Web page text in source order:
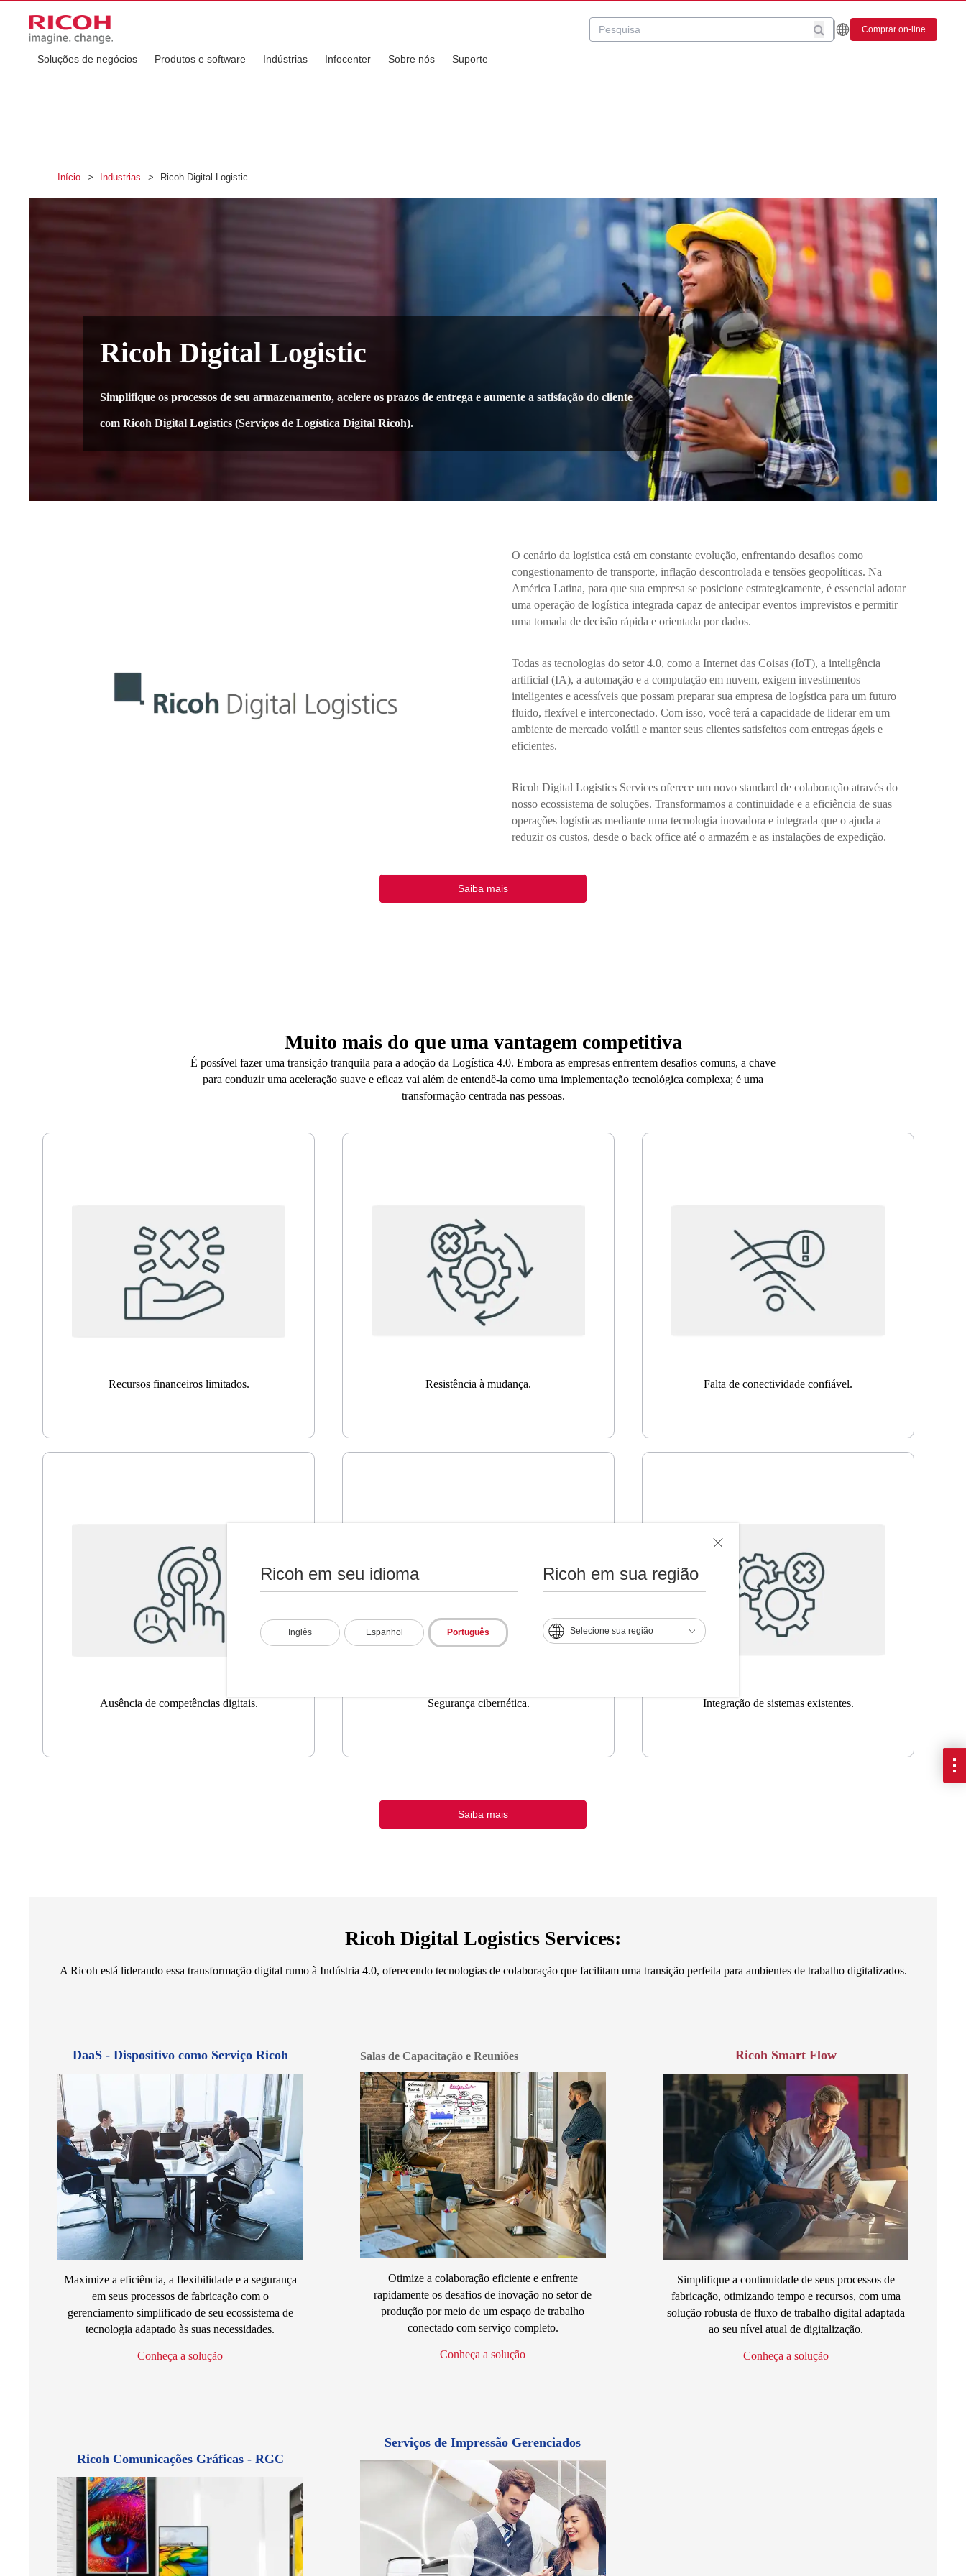
Ricoh em seu idioma
Inglês Espanhol Português
Ricoh em sua região
Selecione sua região
Comprar on-line
Soluções de negócios Produtos e software Indústrias Infocenter Sobre nós Suporte
Início > Industrias > Ricoh Digital Logistic
Ricoh Digital Logistic
Simplifique os processos de seu armazenamento, acelere os prazos de entrega e aumente a satisfação do cliente
com Ricoh Digital Logistics (Serviços de Logística Digital Ricoh).
O cenário da logística está em constante evolução, enfrentando desafios como
congestionamento de transporte, inflação descontrolada e tensões geopolíticas. Na
América Latina, para que sua empresa se posicione estrategicamente, é essencial adotar
uma operação de logística integrada capaz de antecipar eventos imprevistos e permitir
uma tomada de decisão rápida e orientada por dados.
Todas as tecnologias do setor 4.0, como a Internet das Coisas (IoT), a inteligência
artificial (IA), a automação e a computação em nuvem, exigem investimentos
inteligentes e acessíveis que possam preparar sua empresa de logística para um futuro
fluido, flexível e interconectado. Com isso, você terá a capacidade de liderar em um
ambiente de mercado volátil e manter seus clientes satisfeitos com entregas ágeis e
eficientes.
Ricoh Digital Logistics Services oferece um novo standard de colaboração através do
nosso ecossistema de soluções. Transformamos a continuidade e a eficiência de suas
operações logísticas mediante uma tecnologia inovadora e integrada que o ajuda a
reduzir os custos, desde o back office até o armazém e as instalações de expedição.
Saiba mais
Muito mais do que uma vantagem competitiva
É possível fazer uma transição tranquila para a adoção da Logística 4.0. Embora as empresas enfrentem desafios comuns, a chave
para conduzir uma aceleração suave e eficaz vai além de entendê-la como uma implementação tecnológica complexa; é uma
transformação centrada nas pessoas.
Recursos financeiros limitados. Resistência à mudança. Falta de conectividade confiável.
Ausência de competências digitais. Segurança cibernética. Integração de sistemas existentes.
Saiba mais
Ricoh Digital Logistics Services:
A Ricoh está liderando essa transformação digital rumo à Indústria 4.0, oferecendo tecnologias de colaboração que facilitam uma transição perfeita para ambientes de trabalho digitalizados.
DaaS - Dispositivo como Serviço Ricoh
Maximize a eficiência, a flexibilidade e a segurança
em seus processos de fabricação com o
gerenciamento simplificado de seu ecossistema de
tecnologia adaptado às suas necessidades.
Conheça a solução
Salas de Capacitação e Reuniões
Otimize a colaboração eficiente e enfrente
rapidamente os desafios de inovação no setor de
produção por meio de um espaço de trabalho
conectado com serviço completo.
Conheça a solução
Ricoh Smart Flow
Simplifique a continuidade de seus processos de
fabricação, otimizando tempo e recursos, com uma
solução robusta de fluxo de trabalho digital adaptada
ao seu nível atual de digitalização.
Conheça a solução
Ricoh Comunicações Gráficas - RGC
Serviços de Impressão Gerenciados